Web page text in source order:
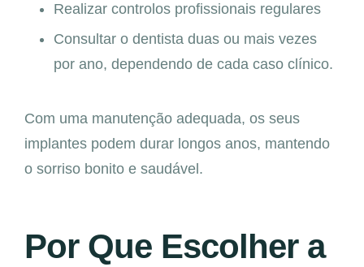
Realizar controlos profissionais regulares
Consultar o dentista duas ou mais vezes
por ano, dependendo de cada caso clínico.
Com uma manutenção adequada, os seus
implantes podem durar longos anos, mantendo
o sorriso bonito e saudável.
Por Que Escolher a